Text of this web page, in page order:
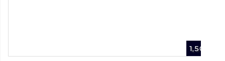
1,50